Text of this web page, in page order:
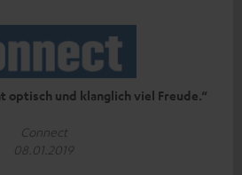
optisch und klanglich viel Freude.“
Connect
08.01.2019